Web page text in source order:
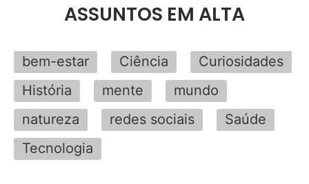
ASSUNTOS EM ALTA
bem-estar Ciência
Curiosidades
História
mente
mundo
natureza
redes sociais
Saúde
Tecnologia